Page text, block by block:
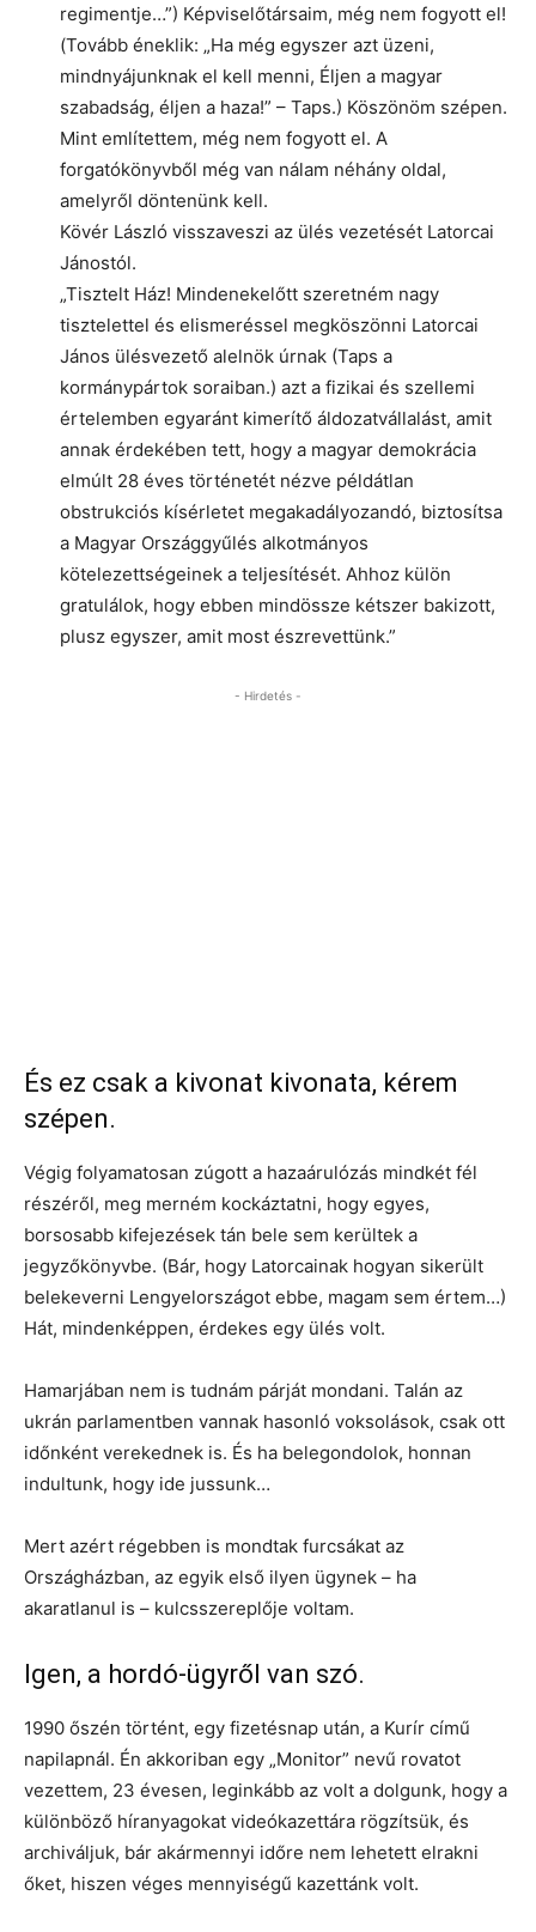
regimentje…”) Képviselőtársaim, még nem fogyott el!
(Tovább éneklik: „Ha még egyszer azt üzeni,
mindnyájunknak el kell menni, Éljen a magyar
szabadság, éljen a haza!” – Taps.) Köszönöm szépen.
Mint említettem, még nem fogyott el. A
forgatókönyvből még van nálam néhány oldal,
amelyről döntenünk kell.
Kövér László visszaveszi az ülés vezetését Latorcai
Jánostól.
„Tisztelt Ház! Mindenekelőtt szeretném nagy
tisztelettel és elismeréssel megköszönni Latorcai
János ülésvezető alelnök úrnak (Taps a
kormánypártok soraiban.) azt a fizikai és szellemi
értelemben egyaránt kimerítő áldozatvállalást, amit
annak érdekében tett, hogy a magyar demokrácia
elmúlt 28 éves történetét nézve példátlan
obstrukciós kísérletet megakadályozandó, biztosítsa
a Magyar Országgyűlés alkotmányos
kötelezettségeinek a teljesítését. Ahhoz külön
gratulálok, hogy ebben mindössze kétszer bakizott,
plusz egyszer, amit most észrevettünk.”
- Hirdetés -
És ez csak a kivonat kivonata, kérem
szépen.
Végig folyamatosan zúgott a hazaárulózás mindkét fél
részéről, meg merném kockáztatni, hogy egyes,
borsosabb kifejezések tán bele sem kerültek a
jegyzőkönyvbe. (Bár, hogy Latorcainak hogyan sikerült
belekeverni Lengyelországot ebbe, magam sem értem…)
Hát, mindenképpen, érdekes egy ülés volt.
Hamarjában nem is tudnám párját mondani. Talán az
ukrán parlamentben vannak hasonló voksolások, csak ott
időnként verekednek is. És ha belegondolok, honnan
indultunk, hogy ide jussunk…
Mert azért régebben is mondtak furcsákat az
Országházban, az egyik első ilyen ügynek – ha
akaratlanul is – kulcsszereplője voltam.
Igen, a hordó-ügyről van szó.
1990 őszén történt, egy fizetésnap után, a Kurír című
napilapnál. Én akkoriban egy „Monitor” nevű rovatot
vezettem, 23 évesen, leginkább az volt a dolgunk, hogy a
különböző híranyagokat videókazettára rögzítsük, és
archiváljuk, bár akármennyi időre nem lehetett elrakni
őket, hiszen véges mennyiségű kazettánk volt.